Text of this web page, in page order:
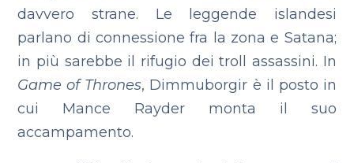
davvero strane. Le leggende islandesi
parlano di connessione fra la zona e Satana;
in più sarebbe il rifugio dei troll assassini. In
Game of Thrones, Dimmuborgir è il posto in
cui Mance Rayder monta il suo
accampamento.